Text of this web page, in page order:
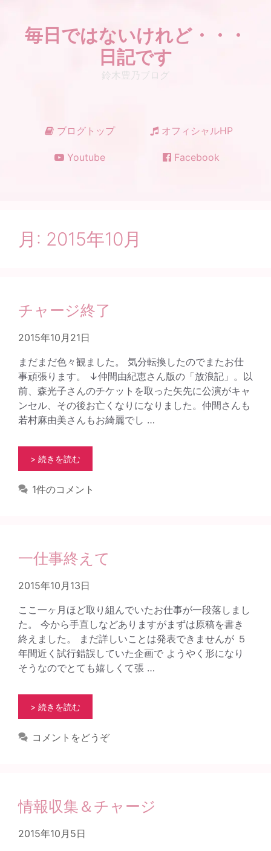
毎日ではないけれど・・・
日記です
鈴木豊乃ブログ
ブログトップ オフィシャルHP
Youtube Facebook
月: 2015年10月
チャージ終了
2015年10月21日
まだまだ色々観ました。 気分転換したのでまたお仕
事頑張ります。 ↓仲間由紀恵さん版の「放浪記」。以
前、森光子さんのチケットを取った矢先に公演がキャ
ンセル、その後お亡くなりになりました。仲間さんも
若村麻由美さんもお綺麗でし …
> 続きを読む
1件のコメント
一仕事終えて
2015年10月13日
ここ一ヶ月ほど取り組んでいたお仕事が一段落しまし
た。 今から手直しなどありますがまずは原稿を書き
終えました。 まだ詳しいことは発表できませんが ５
年間近く試行錯誤していた企画で ようやく形になり
そうなのでとても嬉しくて張 …
> 続きを読む
コメントをどうぞ
情報収集＆チャージ
2015年10月5日